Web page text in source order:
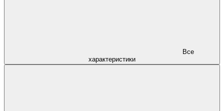
характеристики